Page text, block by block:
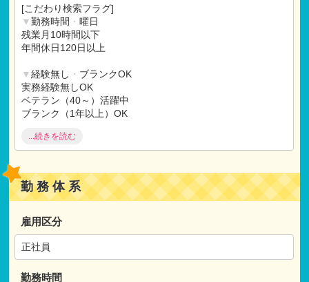
〇ユニフォーム貸与
〇インフルエンザ予防接種補助
〇住宅手当（社内規定あり）
〇借り上げ社宅制度
※試用期間：有
試用期間：3ヶ月後の月末まで
仕事内容：本採用と変わらず
月給：本採用と変わらず
[こだわり検索フラグ]
▼勤務時間 ・ 曜日
残業月10時間以下
年間休日120日以上
▼経験無し ・ ブランクOK
実務経験無しOK
ベテラン（40～）活躍中
ブランク（1年以上）OK
▼福利厚生充実
借り上げ社宅制度
産休・ 育休取得実績
住宅手当
研修制度充実
▼施設・保育にこだわる
ユニフォーム
...続きを読む
勤務体系
雇用区分
正社員
勤務時間